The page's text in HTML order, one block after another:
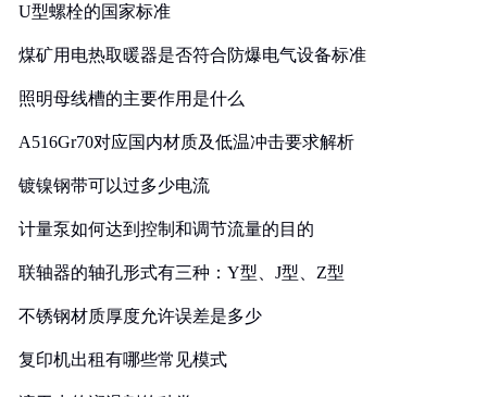
U型螺栓的国家标准
煤矿用电热取暖器是否符合防爆电气设备标准
照明母线槽的主要作用是什么
A516Gr70对应国内材质及低温冲击要求解析
镀镍钢带可以过多少电流
计量泵如何达到控制和调节流量的目的
联轴器的轴孔形式有三种：Y型、J型、Z型
不锈钢材质厚度允许误差是多少
复印机出租有哪些常见模式